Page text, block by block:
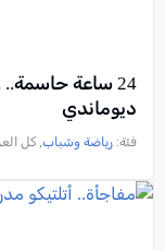
24 ساعة
ديوماندي
فئة: رياضة وشباب, كل العرب, 2026-08-